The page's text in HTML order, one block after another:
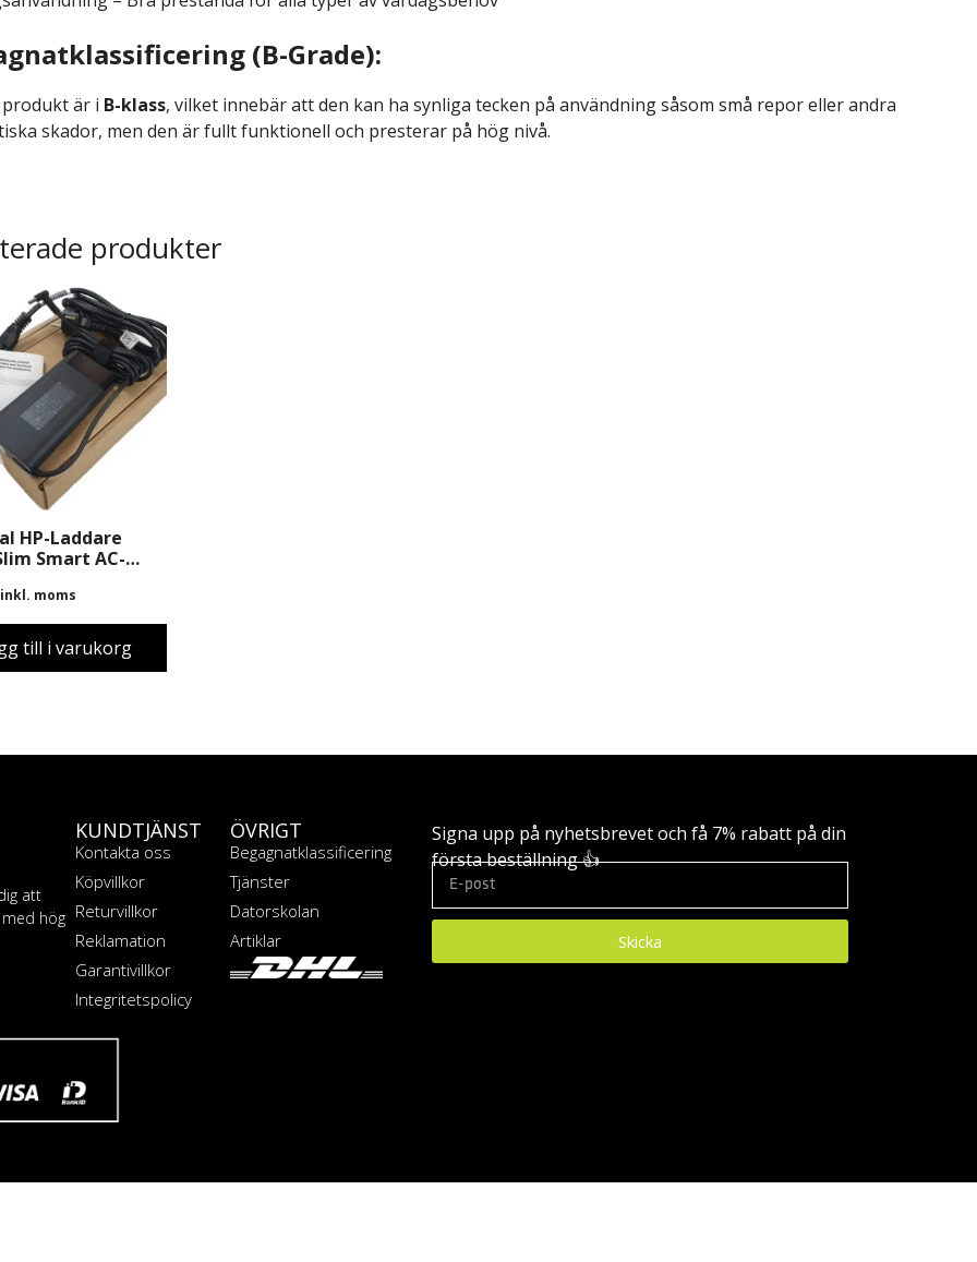
(B-Grade):
är i B-klass, vilket innebär att den kan ha synliga tecken på användning såsom små repor eller andra
skador, men den är fullt funktionell och presterar på hög nivå.
produkter
HP-Laddare
Smart AC-
Box
inkl. moms
till i varukorg
att
hög
KUNDTJÄNST
Kontakta oss
Köpvillkor
Returvillkor
Reklamation
Garantivillkor
Integritetspolicy
ÖVRIGT
Begagnatklassificering
Tjänster
Datorskolan
Artiklar
Signa upp på nyhetsbrevet och få 7% rabatt på din
första beställning 👍
Skicka